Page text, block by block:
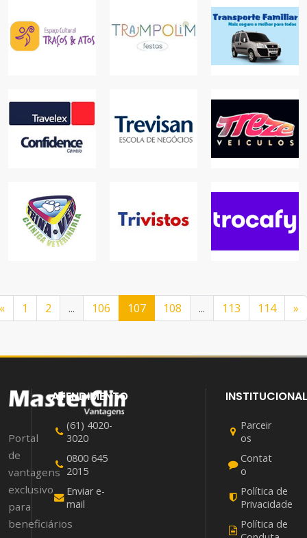
TRAÇOS &
ATOS
TRAMPOLIM
FESTAS
TRANSPORTE
FAMILIAR
SERVIÇOS
TRAVELEX
CONFIDENCE
TREVISAN
ESCOLA DE
NEGÓCIOS
TREZE
VEICULOS
AUTOS
TRINA VET
CLÍNICA
VETERINÁRIA
COMÉRCIO
« 1 2 ... 106 107 108 ... 113 114 »
Portal
de
vantagens
exclusivo
para
beneficiários
ATENDIMENTO
(61) 4020-
3020
0800 645
2015
Enviar e-
mail
INSTITUCIONAL
Parceir
os
Contat
o
Política de
Privacidade
Política de